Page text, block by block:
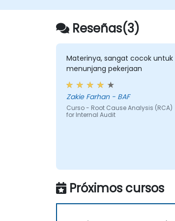
Gestores y analistas de
pasivos
Reguladores y
supervisión
Proveedores y consultores
bancos y la industria de
riesgos
Gestores de gobierno
gobierno de riesgos.
Reseñas(3)
Materinya, sangat cocok untuk
menunjang pekerjaan
Zakie Farhan - BAF
Curso - Root Cause Analysis (RCA)
for Internal Audit
Próximos cursos